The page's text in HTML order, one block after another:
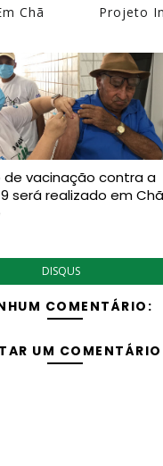
Chã
Projeto
de vacinação contra a
será realizado em Chã
DISQUS
COMENTÁRIO:
UM COMENTÁRIO